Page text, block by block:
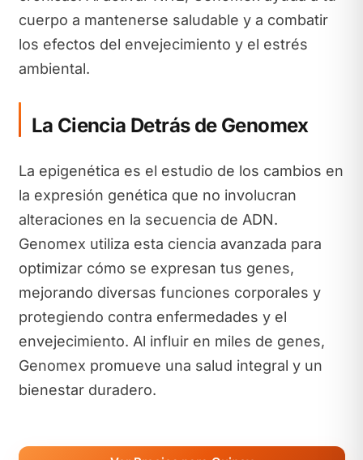
cuerpo a mantenerse saludable y a combatir
los efectos del envejecimiento y el estrés
ambiental.
La Ciencia Detrás de Genomex
La epigenética es el estudio de los cambios en
la expresión genética que no involucran
alteraciones en la secuencia de ADN.
Genomex utiliza esta ciencia avanzada para
optimizar cómo se expresan tus genes,
mejorando diversas funciones corporales y
protegiendo contra enfermedades y el
envejecimiento. Al influir en miles de genes,
Genomex promueve una salud integral y un
bienestar duradero.